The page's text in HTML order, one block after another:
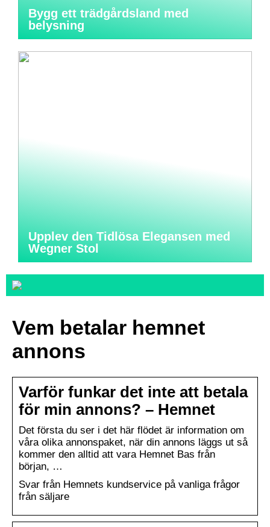
Bygg ett trädgårdsland med
belysning
Upplev den Tidlösa Elegansen med
Wegner Stol
Vem betalar hemnet
annons
Varför funkar det inte att betala
för min annons? – Hemnet
Det första du ser i det här flödet är information om
våra olika annonspaket, när din annons läggs ut så
kommer den alltid att vara Hemnet Bas från
början, …
Svar från Hemnets kundservice på vanliga frågor
från säljare